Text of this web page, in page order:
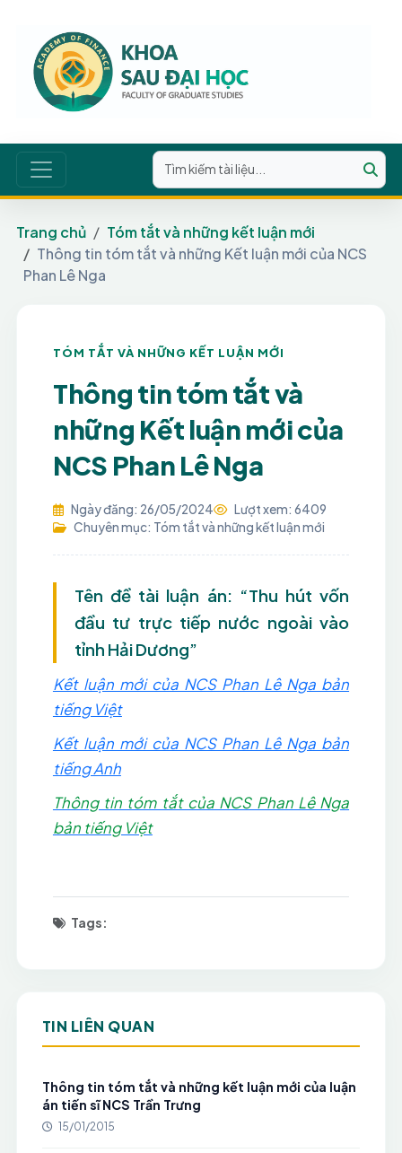
Trang chủ
Tóm tắt và những kết luận mới
Thông tin tóm tắt và những Kết luận mới của NCS
Phan Lê Nga
TÓM TẮT VÀ NHỮNG KẾT LUẬN MỚI
Thông tin tóm tắt và
những Kết luận mới của
NCS Phan Lê Nga
Ngày đăng: 26/05/2024
Lượt xem: 6409
Chuyên mục: Tóm tắt và những kết luận mới
Tên đề tài luận án: “Thu hút vốn
đầu tư trực tiếp nước ngoài vào
tỉnh Hải Dương”
Kết luận mới của NCS Phan Lê Nga bản
tiếng Việt
Kết luận mới của NCS Phan Lê Nga bản
tiếng Anh
Thông tin tóm tắt của NCS Phan Lê Nga
bản tiếng Việt
Tags:
TIN LIÊN QUAN
Thông tin tóm tắt và những kết luận mới của luận
án tiến sĩ NCS Trần Trưng
15/01/2015